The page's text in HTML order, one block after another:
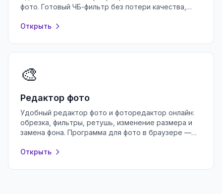
фото. Готовый ЧБ-фильтр без потери качества,
Открыть
🎨
Редактор фото
Удобный редактор фото и фоторедактор онлайн:
обрезка, фильтры, ретушь, изменение размера и
замена фона. Программа для фото в браузере —
Открыть